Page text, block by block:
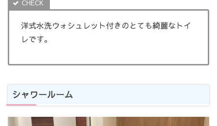
洋式水洗ウォシュレット付きのとても綺麗なトイ
レです。
シャワールーム